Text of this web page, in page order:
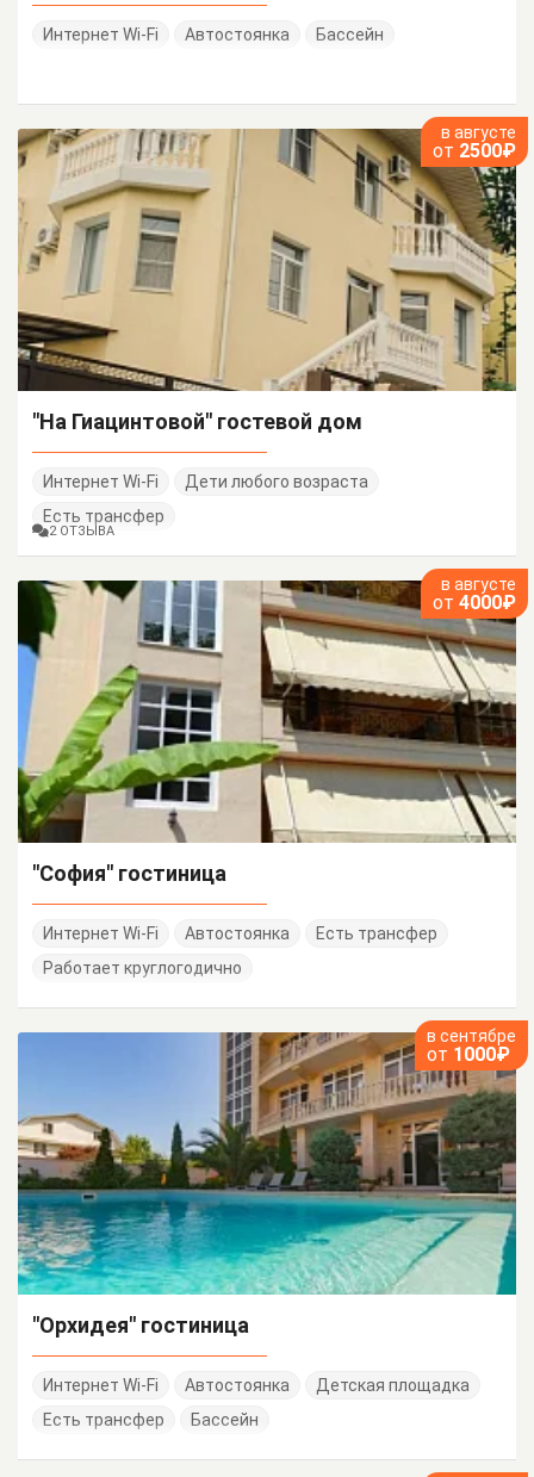
Интернет Wi-Fi Автостоянка Бассейн
в августе
от 2500₽
"На Гиацинтовой" гостевой дом
Интернет Wi-Fi
Дети любого возраста
Есть трансфер
2 ОТЗЫВА
в августе
от 4000₽
"София" гостиница
Интернет Wi-Fi Автостоянка
Есть трансфер
Работает круглогодично
в сентябре
от 1000₽
"Орхидея" гостиница
Интернет Wi-Fi Автостоянка
Детская площадка
Есть трансфер
Бассейн